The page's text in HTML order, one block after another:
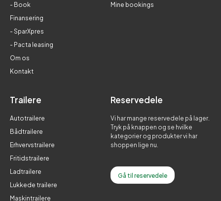
- Book
Finansering
- SparXpres
- Pacta leasing
Om os
Kontakt
Mine bookings
Trailere
Autotrailere
Bådtrailere
Erhvervstrailere
Fritidstrailere
Ladtrailere
Lukkede trailere
Maskintrailere
Reservedele
Vi har mange reservedele på lager.
Tryk på knappen og se hvilke
kategorier og produkter vi har
shoppen lige nu.
Gå til reservedele